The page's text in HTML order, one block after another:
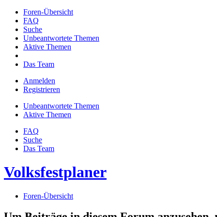
Foren-Übersicht
FAQ
Suche
Unbeantwortete Themen
Aktive Themen
Das Team
Anmelden
Registrieren
Unbeantwortete Themen
Aktive Themen
FAQ
Suche
Das Team
Volksfestplaner
Foren-Übersicht